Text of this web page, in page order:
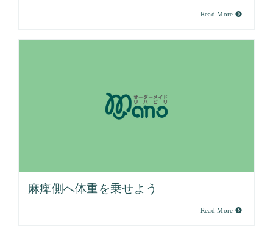
Read More
麻痺側へ体重を乗せよう
Read More